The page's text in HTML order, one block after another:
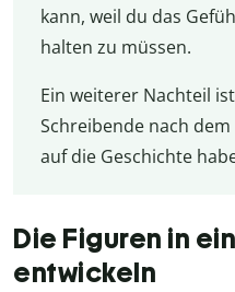
kann, weil du das
halten zu müssen.
Ein weiterer Nachteil
Schreibende nach
auf die Geschichte
Die Figuren in
entwickeln